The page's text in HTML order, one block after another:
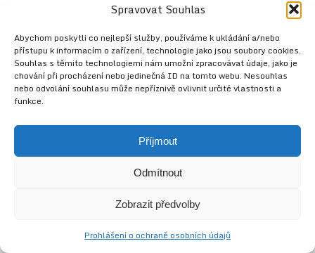
Spravovat Souhlas
Abychom poskytli co nejlepší služby, používáme k ukládání a/nebo
přístupu k informacím o zařízení, technologie jako jsou soubory cookies.
Souhlas s těmito technologiemi nám umožní zpracovávat údaje, jako je
chování při procházení nebo jedinečná ID na tomto webu. Nesouhlas
nebo odvolání souhlasu může nepříznivě ovlivnit určité vlastnosti a
funkce.
Příjmout
Odmítnout
Zobrazit předvolby
Prohlášení o ochraně osobních údajů
Radek Tejkl